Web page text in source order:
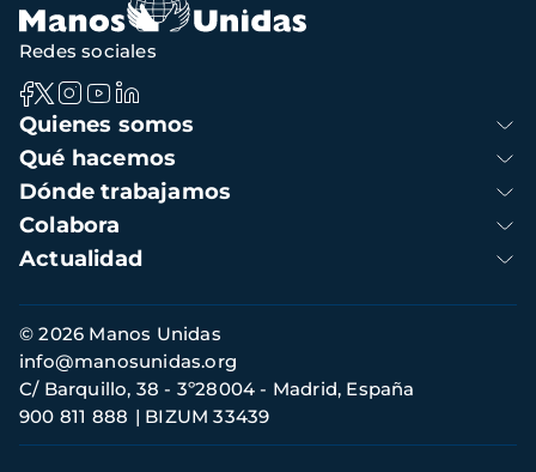
Navegación
principal
Quienes somos
Qué hacemos
Dónde trabajamos
Colabora
Actualidad
Redes sociales
Información
de
contacto
© 2026 Manos Unidas
C/ Barquillo, 38 - 3º28004 - Madrid, España
900 811 888
BIZUM 33439
info@manosunidas.org